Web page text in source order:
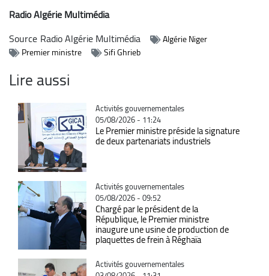
Radio Algérie Multimédia
Source Radio Algérie Multimédia
Algérie Niger
Premier ministre
Sifi Ghrieb
Lire aussi
Catégorie
Activités gouvernementales
05/08/2026 - 11:24
Le Premier ministre préside la signature
de deux partenariats industriels
Catégorie
Activités gouvernementales
05/08/2026 - 09:52
Chargé par le président de la
République, le Premier ministre
inaugure une usine de production de
plaquettes de frein à Réghaïa
Catégorie
Activités gouvernementales